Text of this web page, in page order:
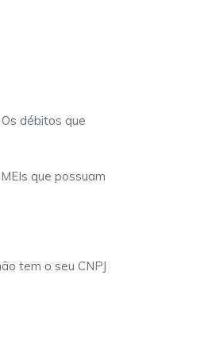
débitos que
que possuam
tem o seu CNPJ